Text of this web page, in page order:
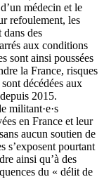
médecin et le
refoulement, les
dans des
aux conditions
sont ainsi poussées
la France, risques
décédées aux
2015.
militant·e·s
en France et leur
aucun soutien de
s’exposent pourtant
ainsi qu’à des
du « délit de